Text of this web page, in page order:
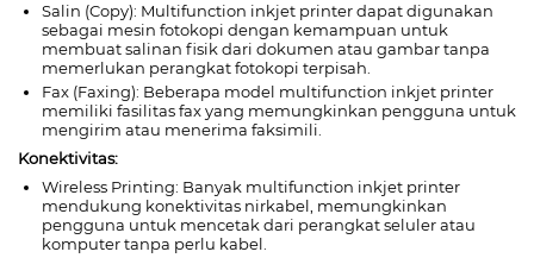
Salin (Copy): Multifunction inkjet printer dapat digunakan
sebagai mesin fotokopi dengan kemampuan untuk
membuat salinan fisik dari dokumen atau gambar tanpa
memerlukan perangkat fotokopi terpisah.
Fax (Faxing): Beberapa model multifunction inkjet printer
memiliki fasilitas fax yang memungkinkan pengguna untuk
mengirim atau menerima faksimili.
Konektivitas:
Wireless Printing: Banyak multifunction inkjet printer
mendukung konektivitas nirkabel, memungkinkan
pengguna untuk mencetak dari perangkat seluler atau
komputer tanpa perlu kabel.